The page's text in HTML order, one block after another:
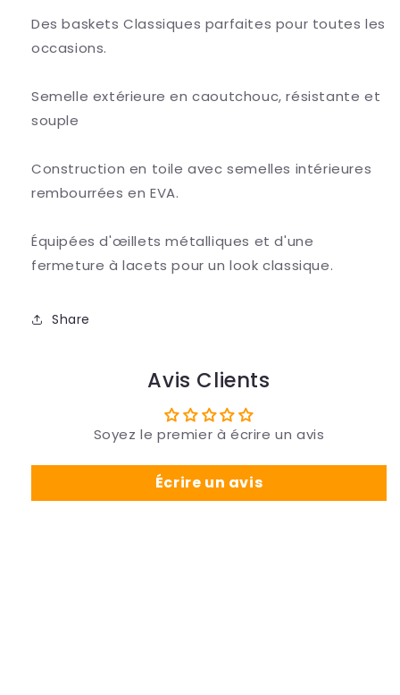
Des baskets Classiques parfaites pour toutes les
occasions.
Semelle extérieure en caoutchouc, résistante et
souple
Construction en toile avec semelles intérieures
rembourrées en EVA.
Équipées d'œillets métalliques et d'une
fermeture à lacets pour un look classique.
Share
Avis Clients
Soyez le premier à écrire un avis
Écrire un avis